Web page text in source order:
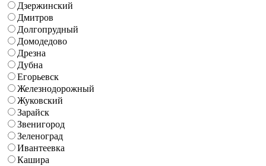
Дзержинский
Дмитров
Долгопрудный
Домодедово
Дрезна
Дубна
Егорьевск
Железнодорожный
Жуковский
Зарайск
Звенигород
Зеленоград
Ивантеевка
Кашира